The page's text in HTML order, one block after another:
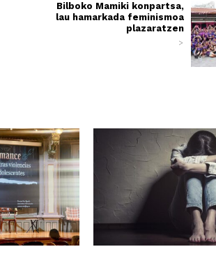
Bilboko Mamiki konpartsa,
lau hamarkada feminismoa
plazaratzen
>